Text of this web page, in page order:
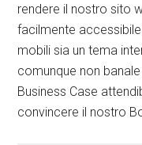
rendere il nostro sito
facilmente
mobili sia un tema
comunque non
Business Case
convincere il nostro